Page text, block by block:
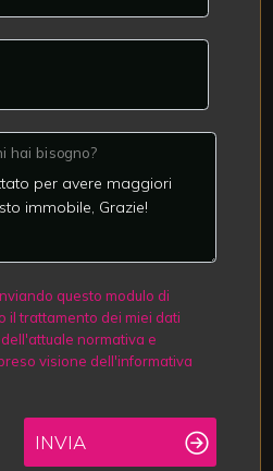
hai bisogno?
questo modulo di
il trattamento dei miei dati
normativa e
visione dell'informativa
INVIA